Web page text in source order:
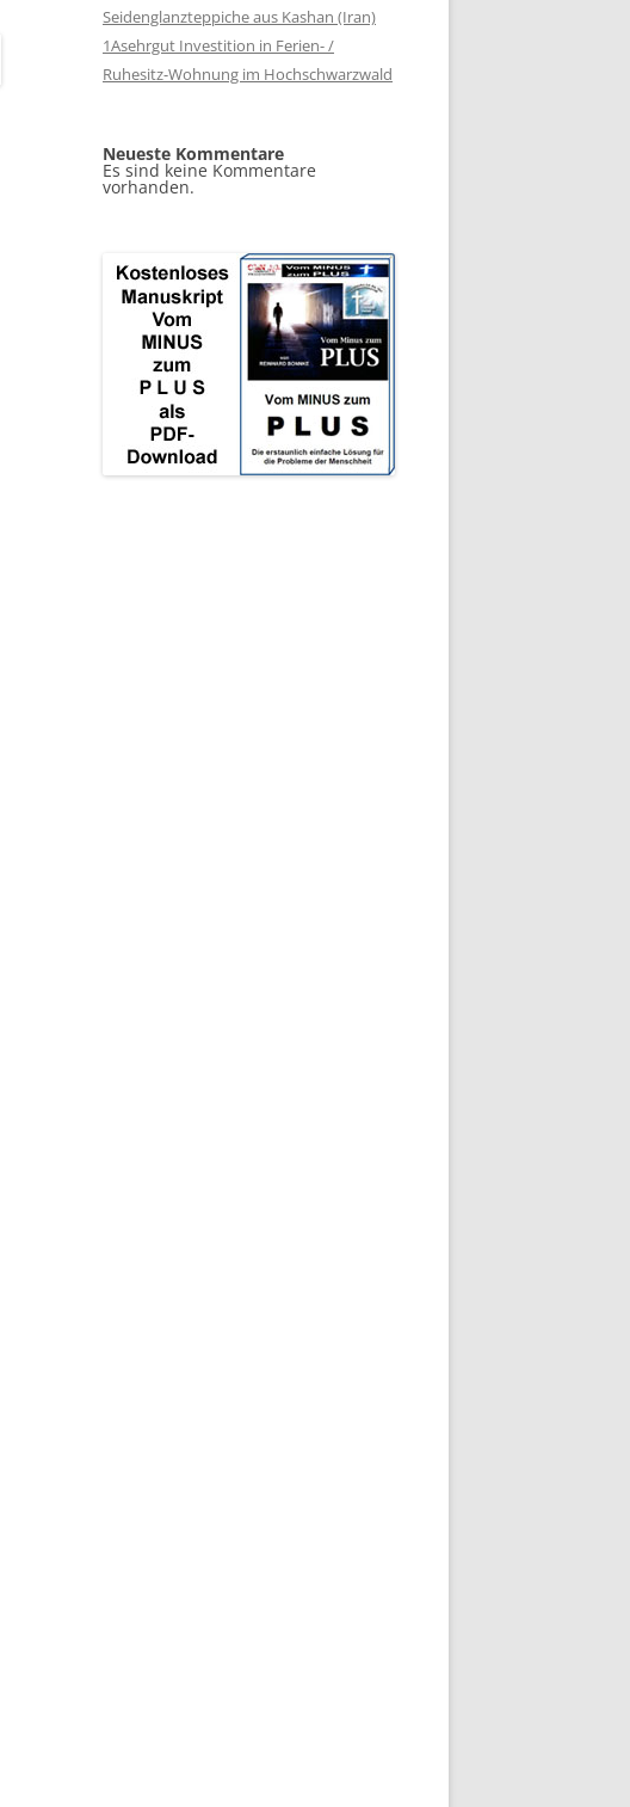
Seidenglanzteppiche aus Kashan (Iran)
1Asehrgut Investition in Ferien- /
Ruhesitz-Wohnung im Hochschwarzwald
Neueste Kommentare
Es sind keine Kommentare
vorhanden.